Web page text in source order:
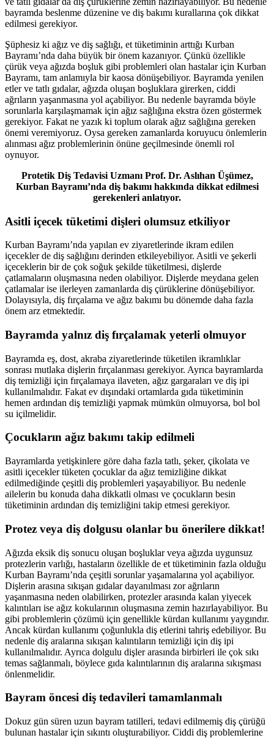
bayramda beslenme düzenine ve diş bakımı kurallarına çok dikkat
edilmesi gerekiyor.
Şüphesiz ki ağız ve diş sağlığı, et tüketiminin arttığı Kurban
Bayramı’nda daha büyük bir önem kazanıyor. Çünkü özellikle
çürük veya ağızda boşluk gibi problemleri olan hastalar için Kurban
Bayramı, tam anlamıyla bir kaosa dönüşebiliyor. Bayramda yenilen
etler ve tatlı gıdalar, ağızda oluşan boşluklara girerken, ciddi
ağrıların yaşanmasına yol açabiliyor. Bu nedenle bayramda böyle
sorunlarla karşılaşmamak için ağız sağlığına ekstra özen göstermek
gerekiyor. Fakat ne yazık ki toplum olarak ağız sağlığına gereken
önemi veremiyoruz. Oysa gereken zamanlarda koruyucu önlemlerin
alınması ağız problemlerinin önüne geçilmesinde önemli rol
oynuyor.
Protetik Diş Tedavisi Uzmanı Prof. Dr. Aslıhan Üşümez,
Kurban Bayramı’nda diş bakımı hakkında dikkat edilmesi
gerekenleri anlatıyor.
Asitli içecek tüketimi dişleri olumsuz etkiliyor
Kurban Bayramı’nda yapılan ev ziyaretlerinde ikram edilen
içecekler de diş sağlığını derinden etkileyebiliyor. Asitli ve şekerli
içeceklerin bir de çok soğuk şekilde tüketilmesi, dişlerde
çatlamaların oluşmasına neden olabiliyor. Dişlerde meydana gelen
çatlamalar ise ilerleyen zamanlarda diş çürüklerine dönüşebiliyor.
Dolayısıyla, diş fırçalama ve ağız bakımı bu dönemde daha fazla
önem arz etmektedir.
Bayramda yalnız diş fırçalamak yeterli olmuyor
Bayramda eş, dost, akraba ziyaretlerinde tüketilen ikramlıklar
sonrası mutlaka dişlerin fırçalanması gerekiyor. Ayrıca bayramlarda
diş temizliği için fırçalamaya ilaveten, ağız gargaraları ve diş ipi
kullanılmalıdır. Fakat ev dışındaki ortamlarda gıda tüketiminin
hemen ardından diş temizliği yapmak mümkün olmuyorsa, bol bol
su içilmelidir.
Çocukların ağız bakımı takip edilmeli
Bayramlarda yetişkinlere göre daha fazla tatlı, şeker, çikolata ve
asitli içecekler tüketen çocuklar da ağız temizliğine dikkat
edilmediğinde çeşitli diş problemleri yaşayabiliyor. Bu nedenle
ailelerin bu konuda daha dikkatli olması ve çocukların besin
tüketiminin ardından diş temizliğini takip etmesi gerekiyor.
Protez veya diş dolgusu olanlar bu önerilere dikkat!
Ağızda eksik diş sonucu oluşan boşluklar veya ağızda uygunsuz
protezlerin varlığı, hastaların özellikle de et tüketiminin fazla olduğu
Kurban Bayramı’nda çeşitli sorunlar yaşamalarına yol açabiliyor.
Dişlerin arasına sıkışan gıdalar dayanılması zor ağrıların
yaşanmasına neden olabilirken, protezler arasında kalan yiyecek
kalıntıları ise ağız kokularının oluşmasına zemin hazırlayabiliyor. Bu
gibi problemlerin çözümü için genellikle kürdan kullanımı yaygındır.
Ancak kürdan kullanımı çoğunlukla diş etlerini tahriş edebiliyor. Bu
nedenle diş aralarına sıkışan kalıntıların temizliği için diş ipi
kullanılmalıdır. Ayrıca dolgulu dişler arasında birbirleri ile çok sıkı
temas sağlanmalı, böylece gıda kalıntılarının diş aralarına sıkışması
önlenmelidir.
Bayram öncesi diş tedavileri tamamlanmalı
Dokuz gün süren uzun bayram tatilleri, tedavi edilmemiş diş çürüğü
bulunan hastalar için sıkıntı oluşturabiliyor. Ciddi diş problemlerine